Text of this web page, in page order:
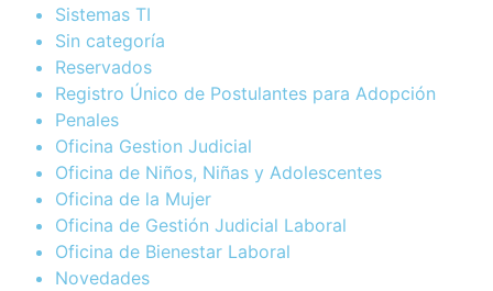
Sistemas TI
Sin categoría
Reservados
Registro Único de Postulantes para Adopción
Penales
Oficina Gestion Judicial
Oficina de Niños, Niñas y Adolescentes
Oficina de la Mujer
Oficina de Gestión Judicial Laboral
Oficina de Bienestar Laboral
Novedades